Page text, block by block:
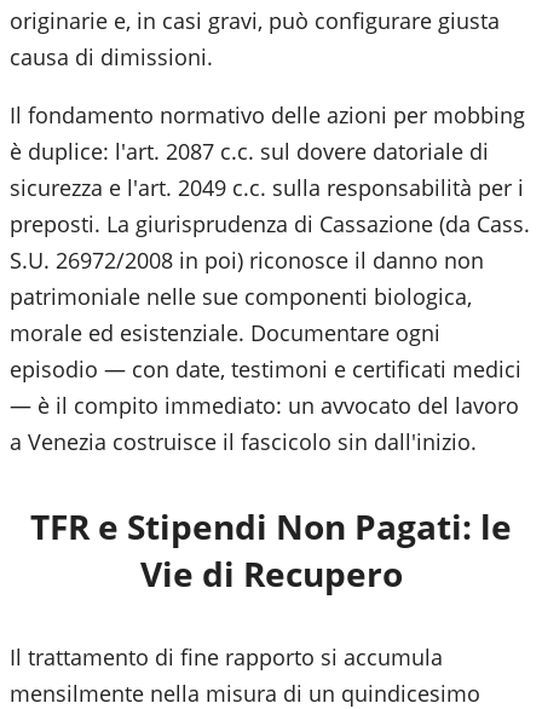
originarie e, in casi gravi, può configurare giusta
causa di dimissioni.
Il fondamento normativo delle azioni per mobbing
è duplice: l'art. 2087 c.c. sul dovere datoriale di
sicurezza e l'art. 2049 c.c. sulla responsabilità per i
preposti. La giurisprudenza di Cassazione (da Cass.
S.U. 26972/2008 in poi) riconosce il danno non
patrimoniale nelle sue componenti biologica,
morale ed esistenziale. Documentare ogni
episodio — con date, testimoni e certificati medici
— è il compito immediato: un avvocato del lavoro
a Venezia costruisce il fascicolo sin dall'inizio.
TFR e Stipendi Non Pagati: le
Vie di Recupero
Il trattamento di fine rapporto si accumula
mensilmente nella misura di un quindicesimo